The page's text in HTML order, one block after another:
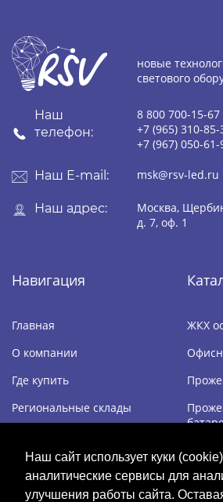
Наш сайт использует куки
аналитические сервисы для
улучшения работы сайта.
новые
светового
Наш
телефон:
8 800 700-15-67
+7 (965) 310-85-
+7 (967) 050-61-
Наш E-mail: msk@rsv-led.ru
Наш адрес:
Москва,
д. 7, оф. 1
Навигация
Главная
О компании
Где купить
Региональные склады
Контакты
ЖКХ